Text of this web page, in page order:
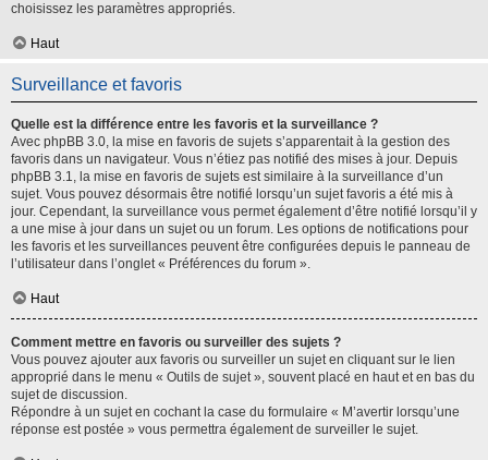
choisissez les paramètres appropriés.
Haut
Surveillance et favoris
Quelle est la différence entre les favoris et la surveillance ?
Avec phpBB 3.0, la mise en favoris de sujets s’apparentait à la gestion des
favoris dans un navigateur. Vous n’étiez pas notifié des mises à jour. Depuis
phpBB 3.1, la mise en favoris de sujets est similaire à la surveillance d’un
sujet. Vous pouvez désormais être notifié lorsqu’un sujet favoris a été mis à
jour. Cependant, la surveillance vous permet également d’être notifié lorsqu’il y
a une mise à jour dans un sujet ou un forum. Les options de notifications pour
les favoris et les surveillances peuvent être configurées depuis le panneau de
l’utilisateur dans l’onglet « Préférences du forum ».
Haut
Comment mettre en favoris ou surveiller des sujets ?
Vous pouvez ajouter aux favoris ou surveiller un sujet en cliquant sur le lien
approprié dans le menu « Outils de sujet », souvent placé en haut et en bas du
sujet de discussion.
Répondre à un sujet en cochant la case du formulaire « M’avertir lorsqu’une
réponse est postée » vous permettra également de surveiller le sujet.